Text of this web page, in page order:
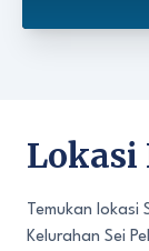
Lokasi
Temukan
Kelurahan Sei